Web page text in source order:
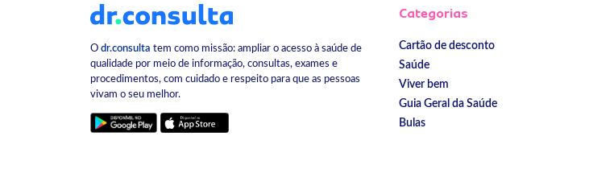
O dr.consulta tem como missão: ampliar o acesso à saúde de
qualidade por meio de informação, consultas, exames e
procedimentos, com cuidado e respeito para que as pessoas
vivam o seu melhor.
Categorias
Cartão de desconto
Saúde
Viver bem
Guia Geral da Saúde
Bulas